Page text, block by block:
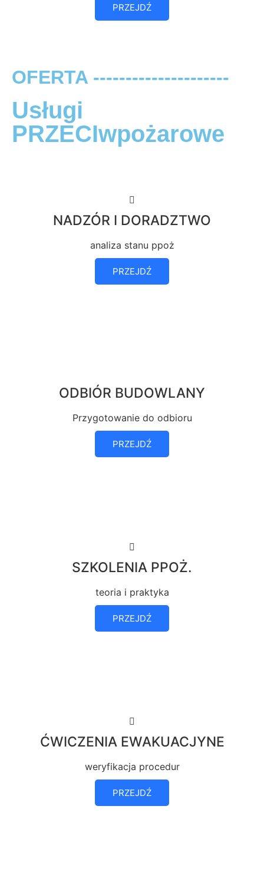
PRZEJDŹ
OFERTA ---------------------
Usługi
PRZECIwpożarowe
NADZÓR I DORADZTWO
analiza stanu ppoż
PRZEJDŹ
ODBIÓR BUDOWLANY
Przygotowanie do odbioru
PRZEJDŹ
SZKOLENIA PPOŻ.
teoria i praktyka
PRZEJDŹ
ĆWICZENIA EWAKUACJYNE
weryfikacja procedur
PRZEJDŹ